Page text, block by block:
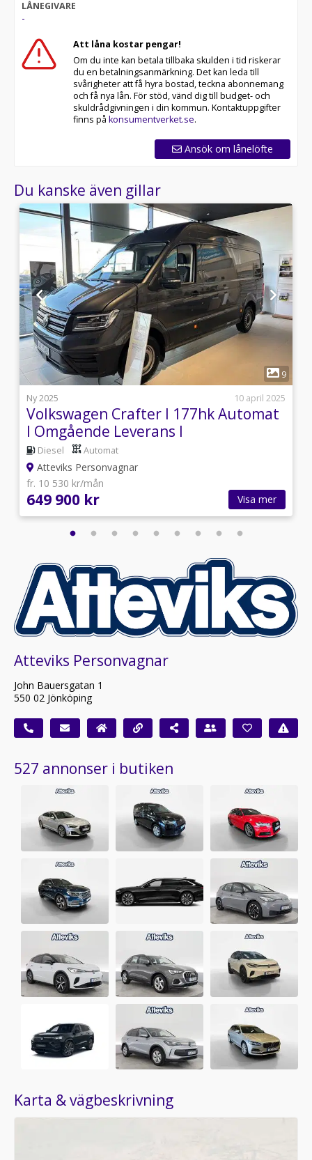
LÅNEGIVARE
-
Att låna kostar pengar!
Om du inte kan betala tillbaka skulden i tid riskerar
du en betalningsanmärkning. Det kan leda till
svårigheter att få hyra bostad, teckna abonnemang
och få nya lån. För stöd, vänd dig till budget- och
skuldrådgivningen i din kommun. Kontaktuppgifter
finns på konsumentverket.se.
Ansök om lånelöfte
Du kanske även gillar
1
9
Ny 2025
10 april 2025
Volkswagen Crafter I 177hk Automat
I Omgående Leverans I
Diesel Automat
Atteviks Personvagnar
fr. 10 530 kr/mån
649 900 kr Visa mer
Atteviks Personvagnar
John Bauersgatan 1
550 02 Jönköping
527 annonser i butiken
Karta & vägbeskrivning